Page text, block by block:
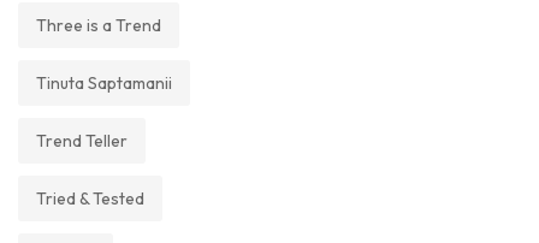
Three is a Trend
Tinuta Saptamanii
Trend Teller
Tried & Tested